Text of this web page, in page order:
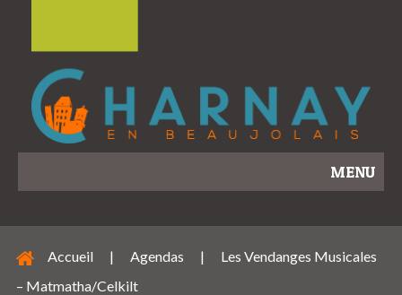
MENU
Accueil | Agendas |
Les Vendanges Musicales
– Matmatha/Celkilt